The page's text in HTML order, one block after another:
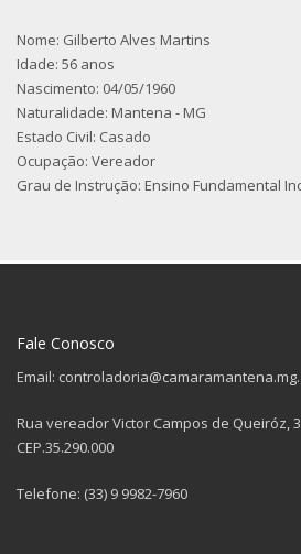
Nome: Gilberto Alves Martins
Idade: 56 anos
Nascimento: 04/05/1960
Naturalidade: Mantena - MG
Estado Civil: Casado
Ocupação: Vereador
Grau de Instrução: Ensino Fundamental
Fale Conosco
Email:
Rua vereador Victor Campos de Queiróz,
CEP.35.290.000
Telefone: (33) 9 9982-7960